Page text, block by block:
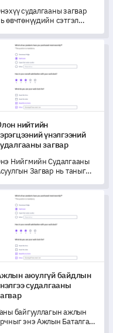
судалгааны загвар
өвчтөнүүдийн сэтгэл
ойлголт олж авахад
тусалж, эмнэлгийн
үйлчилгээний сайжрлыг
авчирах болно.
нийтийн хэрэгцээний
нийтийн
үнэлгээний
загвар
Нийгмийн Судалгааны
Загвар нь таныг
ойлголтыг
хэмжих, ойлгох чадварыг
загвар
аюулгүй байдлын
аюулгүй байдлын
судалгааны
байгууллагын ажлын
энэ Ажлын Баталгаа